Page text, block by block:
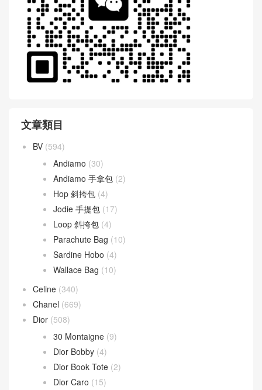
文章類目
BV (594)
Andiamo (30)
Andiamo 手拿包 (2)
Hop 斜挎包 (4)
Jodie 手提包 (17)
Loop 斜挎包 (4)
Parachute Bag (10)
Sardine Hobo (4)
Wallace Bag (10)
Celine (340)
Chanel (669)
Dior (508)
30 Montaigne (9)
Dior Bobby (4)
Dior Book Tote (2)
Dior Caro (15)